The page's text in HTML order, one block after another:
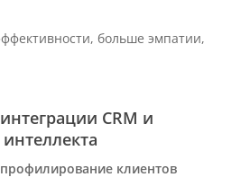
больше эмпатии,
CRM и
клиентов